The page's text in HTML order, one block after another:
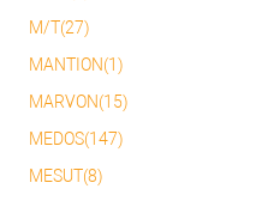
M/T(27)
MANTION(1)
MARVON(15)
MEDOS(147)
MESUT(8)